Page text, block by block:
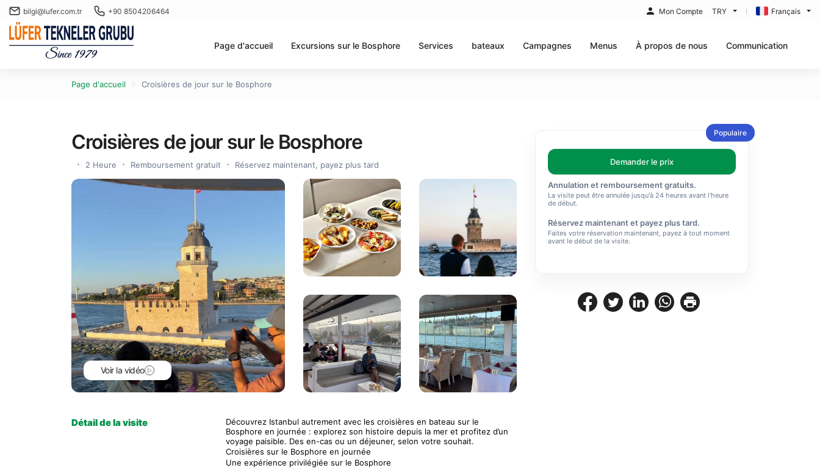
bilgi@lufer.com.tr +90 8504206464 Mon Compte TRY Français
Page d'accueil Excursions sur le Bosphore Services bateaux Campagnes Menus À propos de nous Communication
Page d'accueil Croisières de jour sur le Bosphore
Croisières de jour sur le Bosphore
2 Heure Remboursement gratuit Réservez maintenant, payez plus tard
Voir la vidéo
Détail de la visite
Découvrez Istanbul autrement avec les croisières en bateau sur le
Bosphore en journée : explorez son histoire depuis la mer et profitez d’un
voyage paisible. Des en-cas ou un déjeuner, selon votre souhait.
Croisières sur le Bosphore en journée
Une expérience privilégiée sur le Bosphore
Populaire
Demander le prix
Annulation et remboursement gratuits.
La visite peut être annulée jusqu'à 24 heures avant l'heure
de début.
Réservez maintenant et payez plus tard.
Faites votre réservation maintenant, payez à tout moment
avant le début de la visite.